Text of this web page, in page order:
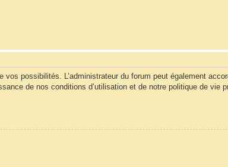
possibilités. L’administrateur du forum peut également
de nos conditions d’utilisation et de notre politique de vie